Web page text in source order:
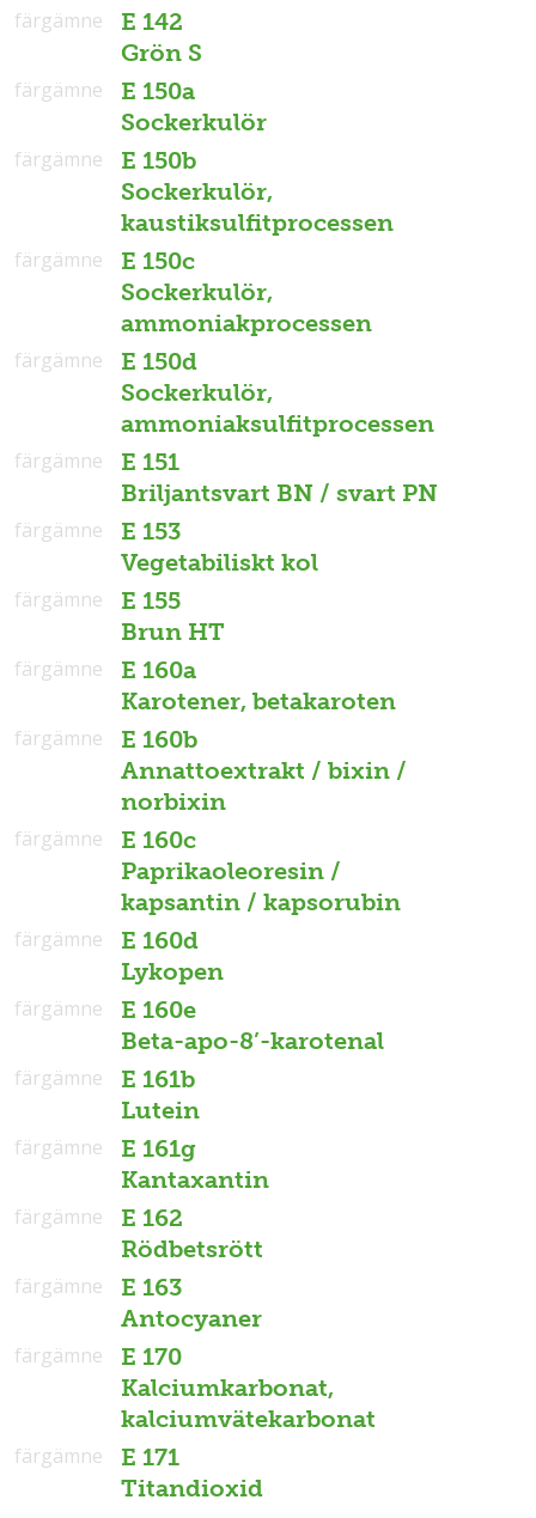
E 142
Grön S
färgämne
E 150a
Sockerkulör
färgämne
E 150b
Sockerkulör,
kaustiksulfitprocessen
färgämne
E 150c
Sockerkulör,
ammoniakprocessen
färgämne
E 150d
Sockerkulör,
ammoniaksulfitprocessen
färgämne
E 151
Briljantsvart BN / svart PN
färgämne
E 153
Vegetabiliskt kol
färgämne
E 155
Brun HT
färgämne
E 160a
Karotener, betakaroten
färgämne
E 160b
Annattoextrakt / bixin /
norbixin
färgämne
E 160c
Paprikaoleoresin /
kapsantin / kapsorubin
färgämne
E 160d
Lykopen
färgämne
E 160e
Beta-apo-8’-karotenal
färgämne
E 161b
Lutein
färgämne
E 161g
Kantaxantin
färgämne
E 162
Rödbetsrött
färgämne
E 163
Antocyaner
färgämne
E 170
Kalciumkarbonat,
kalciumvätekarbonat
färgämne
E 171
Titandioxid
färgämne